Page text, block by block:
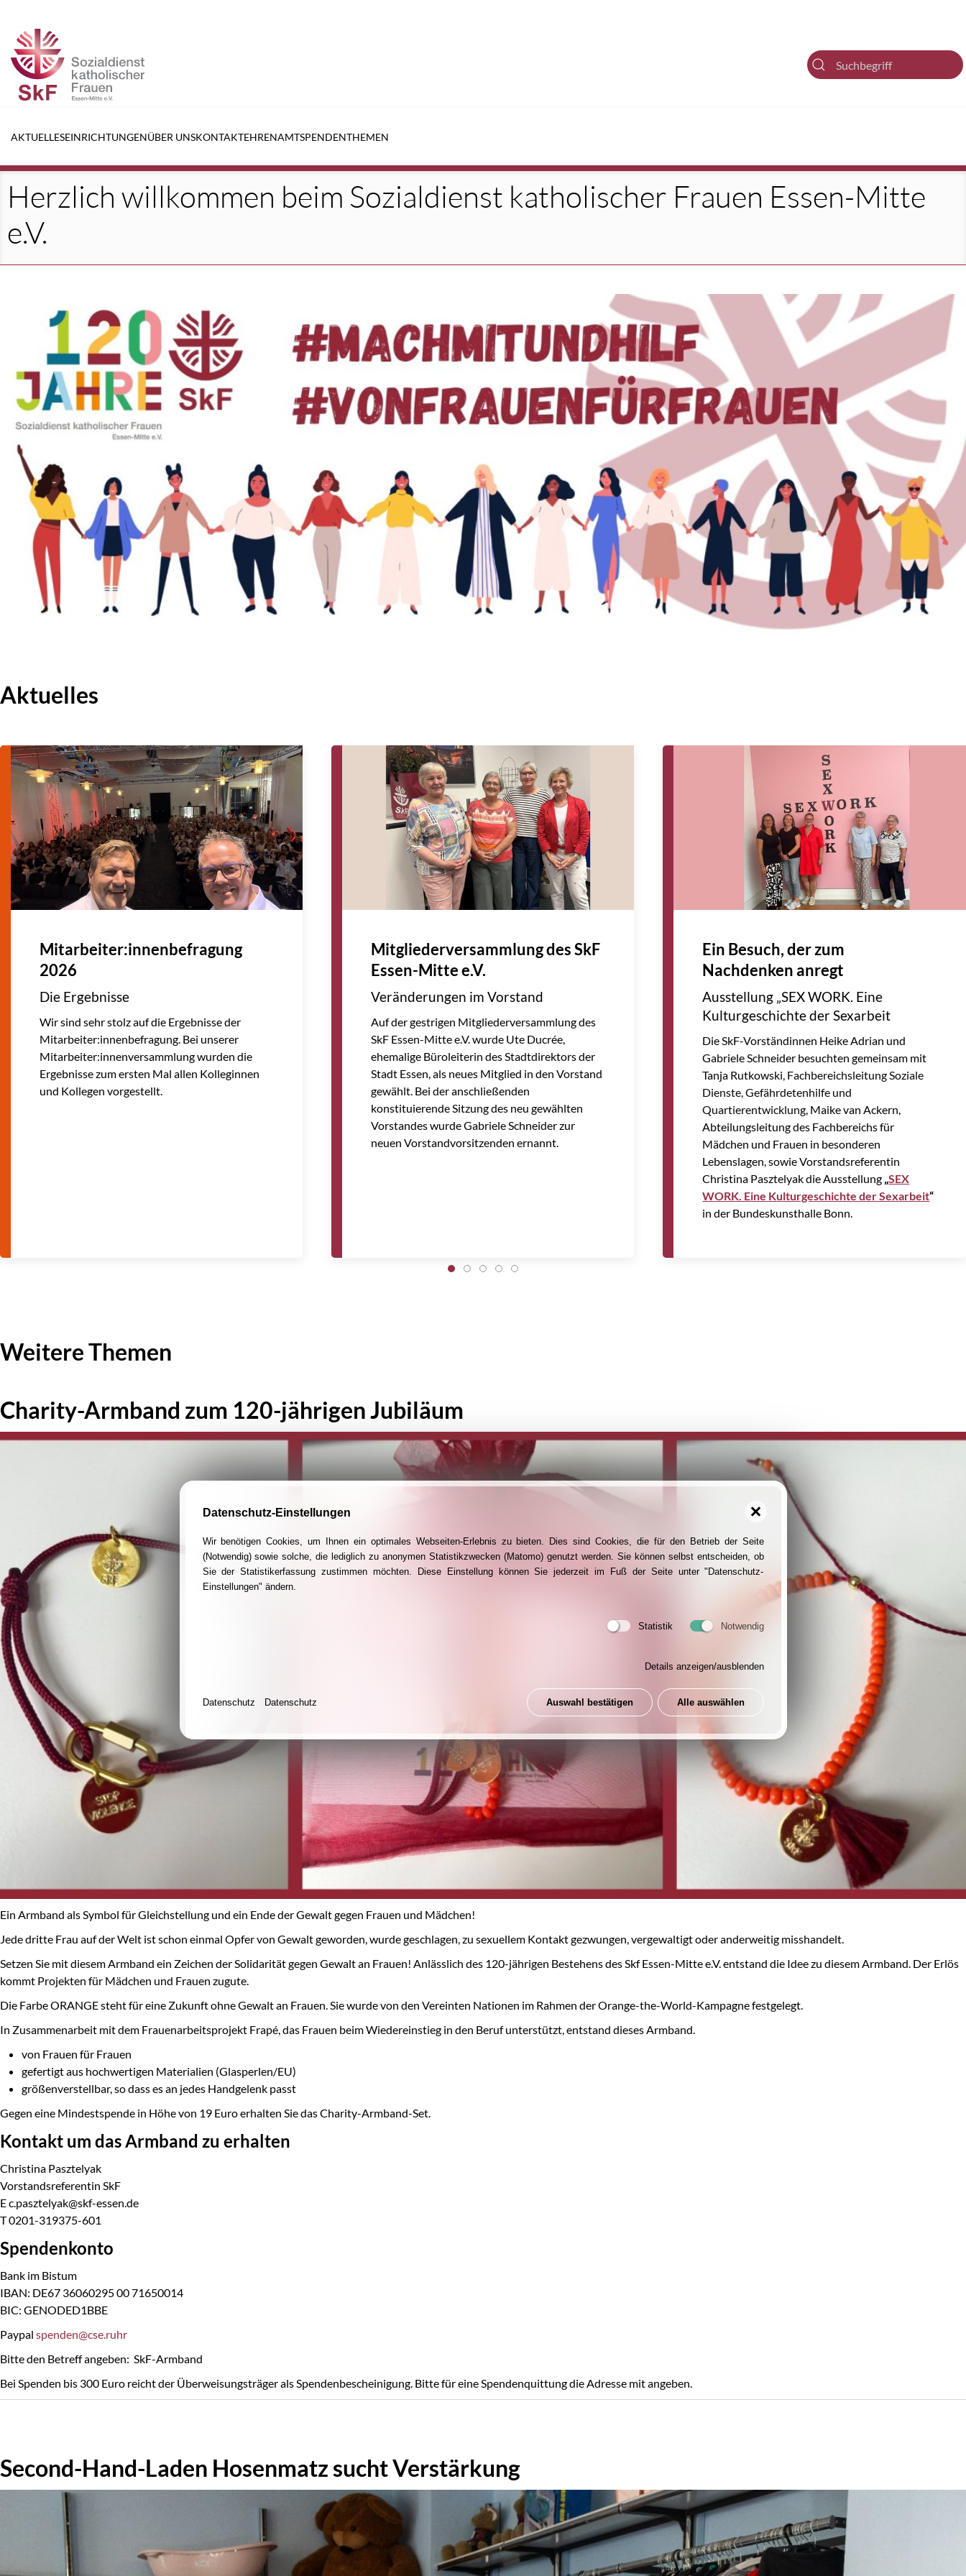
überspringen
Suche
AKTUELLESEINRICHTUNGENÜBER UNSKONTAKTEHRENAMTSPENDENTHEMEN
Herzlich willkommen beim Sozialdienst katholischer Frauen Essen-Mitte
e.V.
Aktuelles
Mitgliederversammlung des SkF
Essen-Mitte e.V.
Veränderungen im Vorstand
Auf der gestrigen Mitgliederversammlung des
SkF Essen-Mitte e.V. wurde Ute Ducrée,
ehemalige Büroleiterin des Stadtdirektors der
Stadt Essen,als neues Mitglied in den Vorstand
gewählt. Bei der anschließenden
Ein Besuch, der zum
Nachdenken anregt
Ausstellung „SEX WORK. Eine
Kulturgeschichte der Sexarbeit
Die SkF-Vorständinnen Heike Adrian und
Gabriele Schneider besuchten gemeinsam mit
Tanja Rutkowski,Fachbereichsleitung Soziale
Dienste, Gefährdetenhilfe und
Quartierentwicklung, Maike van Ackern,
Abteilungsleitung des Fachbereichs für
Mädchen und Frauen in besonderen
Caritaskongress 2026
Wir sind bereit!
In einer Woche ist es soweit: Der
Caritaskongress 2026 in Berlin startet – und
der Caritasverband für die Stadt Essen e.V. ist
mit einer vielfältigen Delegation dabei.
Vorherige
Weitere Themen
Charity-Armband zum 120-jährigen Jubiläum
Ein Armband als Symbol für Gleichstellung und ein Ende der Gewalt gegen Frauen und Mädchen!
Jede dritte Frau auf der Welt ist schon einmal Opfer von Gewalt geworden, wurde geschlagen, zu sexuellem Kontakt gezwungen, vergewaltigt oder anderweitig misshandelt.
Setzen Sie mit diesem Armband ein Zeichen der Solidarität gegen Gewalt an Frauen! Anlässlich des 120-jährigen Bestehens des Skf Essen-Mitte e.V. entstand die Idee zu diesem Armband. Der Erlös
kommt Projekten für Mädchen und Frauen zugute.
Die Farbe ORANGE steht für eine Zukunft ohne Gewalt an Frauen. Sie wurde von den Vereinten Nationen im Rahmen der Orange-the-World-Kampagne festgelegt.
In Zusammenarbeit mit dem Frauenarbeitsprojekt Frapé, das Frauen beim Wiedereinstieg in den Beruf unterstützt, entstand dieses Armband.
von Frauen für Frauen
gefertigt aus hochwertigen Materialien (Glasperlen/EU)
größenverstellbar, so dass es an jedes Handgelenk passt
Gegen eine Mindestspende in Höhe von 19 Euro erhalten Sie das Charity-Armband-Set.
Kontakt um das Armband zu erhalten
Christina Pasztelyak
Vorstandsreferentin SkF
E c.pasztelyak@skf-essen.de
T 0201-319375-601
Spendenkonto
Bank im Bistum
IBAN: DE67 36060295 00 71650014
BIC: GENODED1BBE
Paypal spenden@cse.ruhr
Bitte den Betreff angeben: SkF-Armband
Bei Spenden bis 300 Euro reicht der Überweisungsträger als Spendenbescheinigung. Bitte für eine Spendenquittung die Adresse mit angeben.
Second-Hand-Laden Hosenmatz sucht Verstärkung
Datenschutz-Einstellungen
Wir benötigen Cookies, um Ihnen ein optimales Webseiten-Erlebnis zu bieten. Dies sind Cookies, die für den Betrieb der Seite
(Notwendig) sowie solche, die lediglich zu anonymen Statistikzwecken (Matomo) genutzt werden. Sie können selbst entscheiden, ob
Sie der Statistikerfassung zustimmen möchten. Diese Einstellung können Sie jederzeit im Fuß der Seite unter "Datenschutz-
Einstellungen" ändern.
Statistik Notwendig
Details anzeigen/ausblenden
Auswahl bestätigen Alle auswählen
Datenschutz Datenschutz